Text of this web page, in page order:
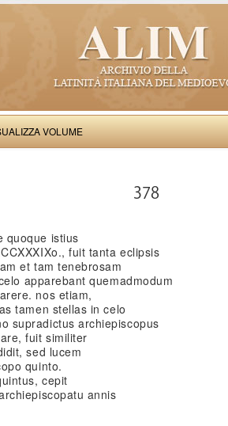
VOLUME
378
quoque istius
fuit tanta eclipsis
et tam tenebrosam
apparebant quemadmodum
nos etiam,
tamen stellas in celo
supradictus archiepiscopus
fuit similiter
sed lucem
quinto.
cepit
annis